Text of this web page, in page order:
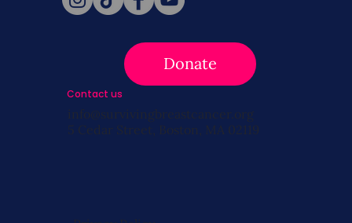
Donate
Contact us
info@survivingbreastcancer.org
5 Cedar Street, Boston, MA 02119